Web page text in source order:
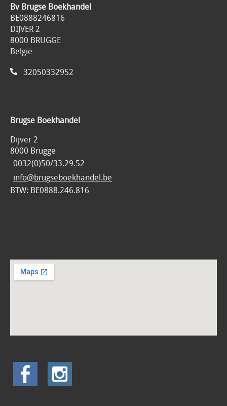
Bv Brugse Boekhandel
BE0888246816
DIJVER 2
8000 BRUGGE
België
32050332952
Brugse Boekhandel
Dijver 2
8000 Brugge
0032(0)50/33.29.52
info@brugseboekhandel.be
BTW: BE0888.246.816